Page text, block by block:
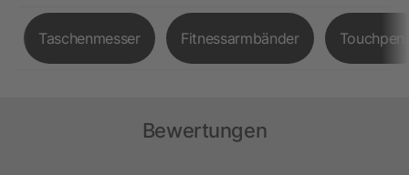
Taschenmesser Fitnessarmbänder
Bewertungen